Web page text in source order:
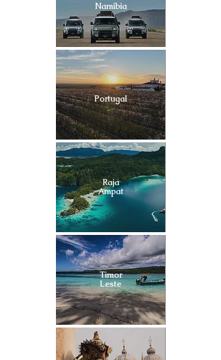
Namíbia
Portugal
Raja
Ampat
Timor
Leste